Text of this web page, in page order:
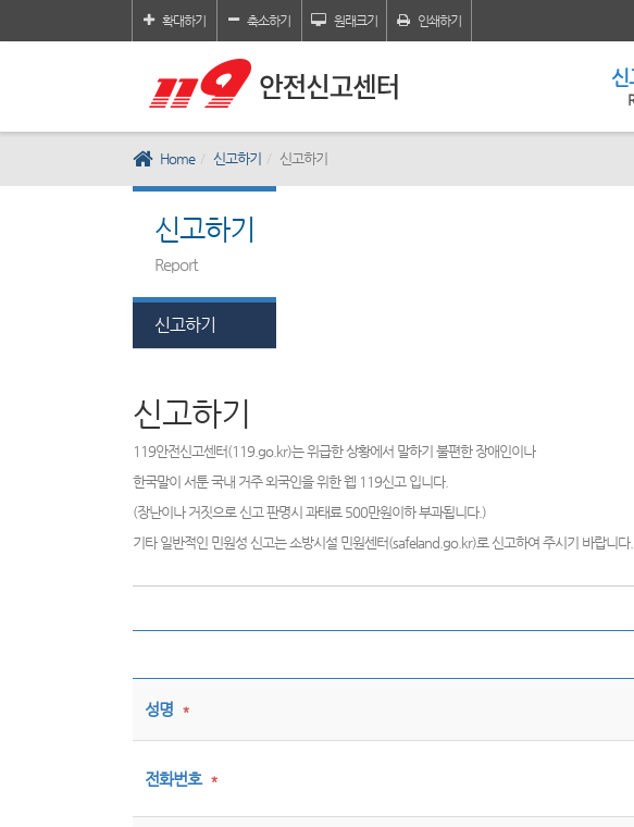
확대하기 축소하기 원래크기 인쇄하기
신
Home 신고하기 신고하기
신고하기
Report
신고하기
신고하기
119안전신고센터(119.go.kr)는 위급한 상황에서 말하기 불편한 장애인이나
한국말이 서툰 국내 거주 외국인을 위한 웹 119신고 입니다.
(장난이나 거짓으로 신고 판명시 과태료 500만원이하 부과됩니다.)
기타 일반적인 민원성 신고는 소방시설 민원센터(safeland.go.kr)로 신고하여 주시기 바랍니다.
성명 *
전화번호 *